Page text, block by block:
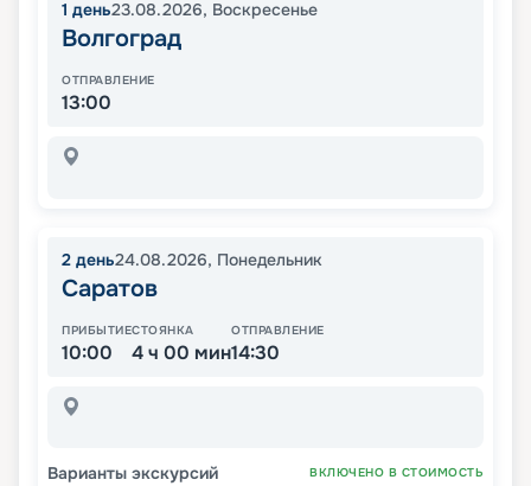
1 день23.08.2026, Воскресенье
Волгоград
ОТПРАВЛЕНИЕ
13:00
2 день24.08.2026, Понедельник
Саратов
ПРИБЫТИЕ
10:00
СТОЯНКА
4 ч 00 мин
ОТПРАВЛЕНИЕ
14:30
Варианты экскурсий ВКЛЮЧЕНО В СТОИМОСТЬ